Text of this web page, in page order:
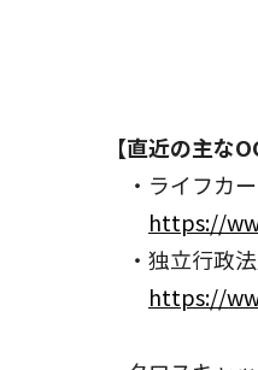
【直近の主な
・ライフカ
https://
・独立行政
https://